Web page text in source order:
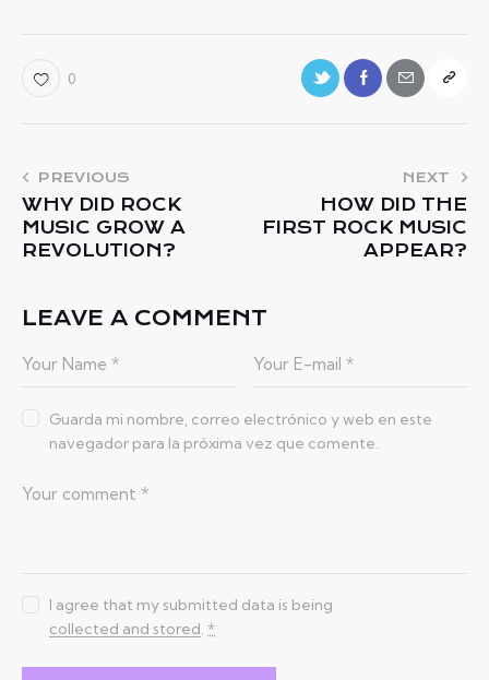
0
NAVEGACIÓN
DE
ENTRADAS
PREVIOUS
WHY DID ROCK
MUSIC GROW A
REVOLUTION?
NEXT
HOW DID THE
FIRST ROCK MUSIC
APPEAR?
LEAVE A COMMENT
Guarda mi nombre, correo electrónico y web en este
navegador para la próxima vez que comente.
I agree that my submitted data is being
collected and stored.*